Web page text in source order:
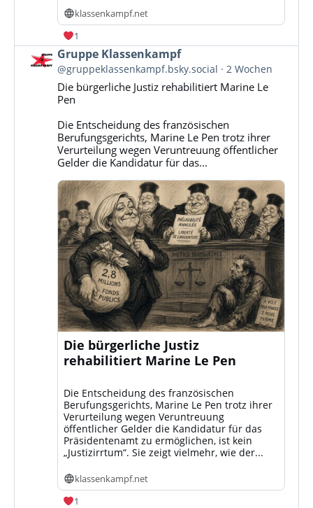
klassenkampf.net
1
Beitrag
von
Gruppe
Klassenkampf
Bluesky
ansehen
Gruppe Klassenkampf
@gruppeklassenkampf.bsky.social 2 Wochen
Die bürgerliche Justiz rehabilitiert Marine Le
Pen
Die Entscheidung des französischen
Berufungsgerichts, Marine Le Pen trotz ihrer
Verurteilung wegen Veruntreuung öffentlicher
Gelder die Kandidatur für das...
Die bürgerliche Justiz
rehabilitiert Marine Le Pen
Die Entscheidung des französischen
Berufungsgerichts, Marine Le Pen trotz ihrer
Verurteilung wegen Veruntreuung
öffentlicher Gelder die Kandidatur für das
Präsidentenamt zu ermöglichen, ist kein
„Justizirrtum“. Sie zeigt vielmehr, wie der...
klassenkampf.net
1